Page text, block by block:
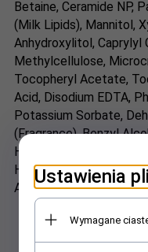
Betaine, Ceramide NP,
(Milk Lipids), Mannitol,
Anhydroxylitol, Caprylyl
Methylcellulose,
Tocopheryl Acetate,
Acid, Disodium EDTA,
Potassium Sorbate,
(Fragrance), Benzyl
Hexamethylindanopyran,
Hydroxycitronellal,
Ustawienia
Wymagane